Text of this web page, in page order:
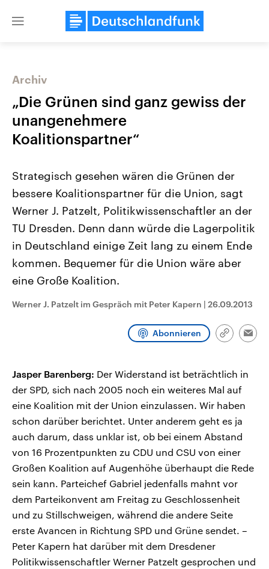
Close
Landtagswahl Sachsen-Anhalt
Alle Informationen
September 2026 einen neuen
Landtag. Seit 2021 wird das
Bundesland von einer Koalition aus
CDU, SPD und FDP regiert.-
Umfragen, Prognosen,
und Hintergründe zu den Parteien
USA
Hintergründe
gehören die Vereinigten
den mächtigsten Ländern
mit großem Einfluss auf
Sendungen Programm Podcasts
Archiv
„Die Grünen sind ganz gewiss der
unangenehmere
Koalitionspartner“
Strategisch gesehen wären die Grünen der
bessere Koalitionspartner für die Union, sagt
Werner J. Patzelt, Politikwissenschaftler an der
TU Dresden. Denn dann würde die Lagerpolitik
in Deutschland einige Zeit lang zu einem Ende
kommen. Bequemer für die Union wäre aber
eine Große Koalition.
Werner J. Patzelt im Gespräch mit Peter Kapern | 26.09.2013
Abonnieren
Link
Jasper Barenberg: Der Widerstand ist beträchtlich in
der SPD, sich nach 2005 noch ein weiteres Mal auf
eine Koalition mit der Union einzulassen. Wir haben
schon darüber berichtet. Unter anderem geht es ja
auch darum, dass unklar ist, ob bei einem Abstand
von 16 Prozentpunkten zu CDU und CSU von einer
Großen Koalition auf Augenhöhe überhaupt die Rede
sein kann. Parteichef Gabriel jedenfalls mahnt vor
dem Parteikonvent am Freitag zu Geschlossenheit
und zu Stillschweigen, während die andere Seite
erste Avancen in Richtung SPD und Grüne sendet. –
Peter Kapern hat darüber mit dem Dresdener
Politikwissenschaftler Werner Patzelt gesprochen und